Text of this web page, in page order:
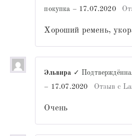
покупка – 17.07.2020
Хороший ремень,
Эльвира ✓
– 17.07.2020 Отзыв с
Очень